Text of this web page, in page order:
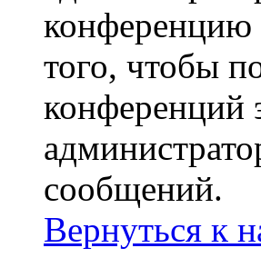
того, чтобы
конференций
сообщений.
Вернуться к